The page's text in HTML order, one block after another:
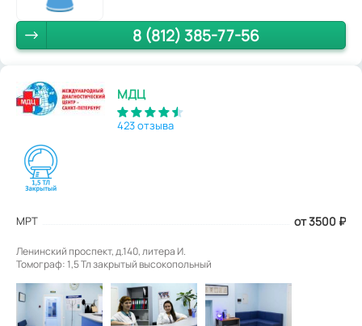
8 (812) 385-77-56
МДЦ
423 отзыва
МРТ от 3500 ₽
Ленинский проспект, д.140, литера И.
Томограф: 1,5 Тл закрытый высокопольный